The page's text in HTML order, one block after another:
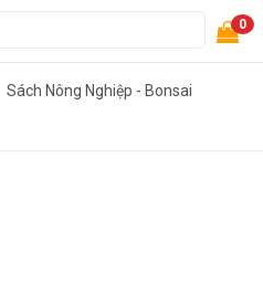
0
Sách Nông Nghiệp - Bonsai